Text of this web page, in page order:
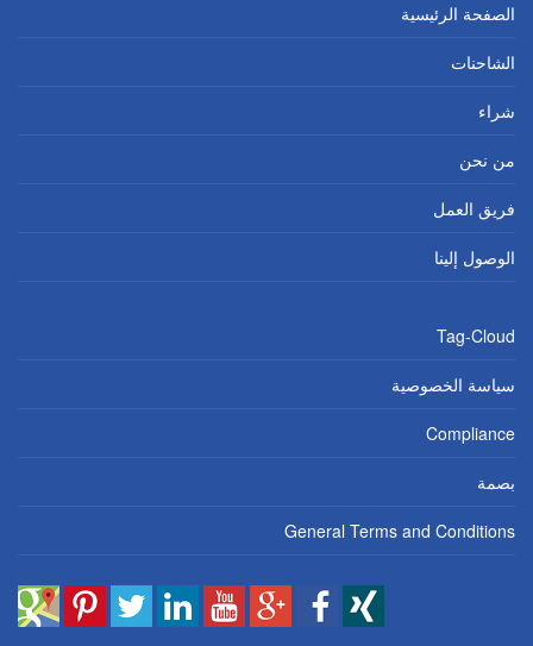
الصفحة الرئيسية
الشاحنات
شراء
من نحن
فريق العمل
الوصول إلينا
Tag-Cloud
سياسة الخصوصية
Compliance
بصمة
General Terms and Conditions